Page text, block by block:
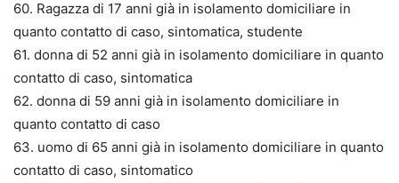
60. Ragazza di 17 anni già in isolamento domiciliare in
quanto contatto di caso, sintomatica, studente
61. donna di 52 anni già in isolamento domiciliare in quanto
contatto di caso, sintomatica
62. donna di 59 anni già in isolamento domiciliare in
quanto contatto di caso
63. uomo di 65 anni già in isolamento domiciliare in quanto
contatto di caso, sintomatico